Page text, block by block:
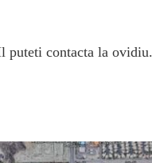
puteti contacta la